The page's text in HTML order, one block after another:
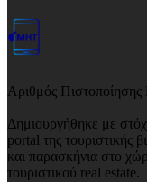
Αριθμός
Δημιουργήθηκε με
portal της τουριστικής
και παρασκήνια στο
τουριστικού real estate.